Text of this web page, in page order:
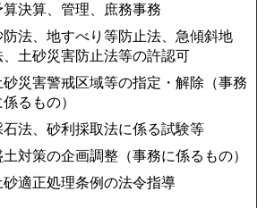
算決算、管理、庶務事務
防法、地すべり等防止法、急傾斜地
、土砂災害防止法等の許認可
砂災害警戒区域等の指定・解除（事務
係るもの）
石法、砂利採取法に係る試験等
土対策の企画調整（事務に係るもの）
砂適正処理条例の法令指導